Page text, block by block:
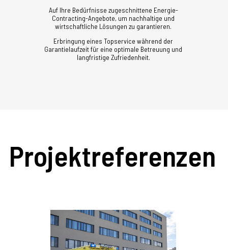
Auf Ihre Bedürfnisse zugeschnittene Energie-
Contracting-Angebote, um nachhaltige und
wirtschaftliche Lösungen zu garantieren.
Erbringung eines Topservice während der
Garantielaufzeit für eine optimale Betreuung und
langfristige Zufriedenheit.
Projektreferenzen